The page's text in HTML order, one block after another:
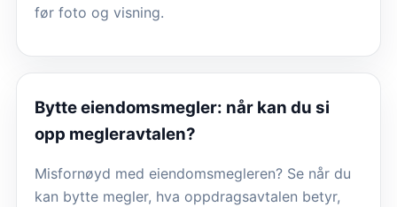
før foto og visning.
Bytte eiendomsmegler: når kan du si
opp megleravtalen?
Misfornøyd med eiendomsmegleren? Se når du
kan bytte megler, hva oppdragsavtalen betyr,